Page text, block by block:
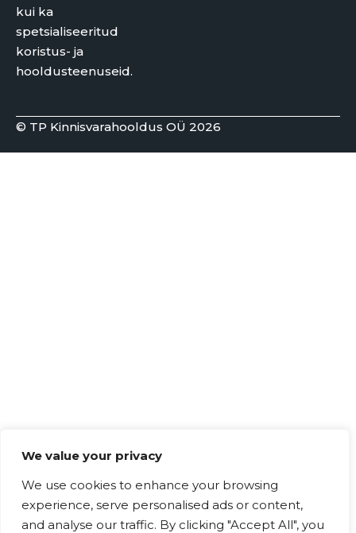
We value your privacy
We use cookies to enhance your browsing
experience, serve personalised ads or content,
and analyse our traffic. By clicking "Accept All", you
kui ka
spetsialiseeritud
koristus- ja
hooldusteenuseid.
© TP Kinnisvarahooldus OÜ 2026